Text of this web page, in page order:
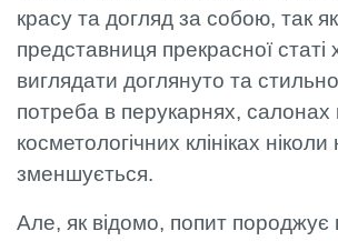
красу та догляд за собою, так
представниця прекрасної статі
виглядати доглянуто та
потреба в перукарнях, салонах
косметологічних клініках ніколи
зменшується.
Але, як відомо, попит породжує